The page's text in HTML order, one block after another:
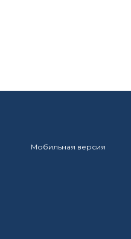
Мобильная версия